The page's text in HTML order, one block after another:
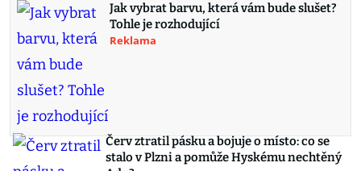
Jak vybrat barvu, která vám bude slušet?
Tohle je rozhodující
Reklama
Červ ztratil pásku a bojuje o místo: co se
stalo v Plzni a pomůže Hyskému nechtěný